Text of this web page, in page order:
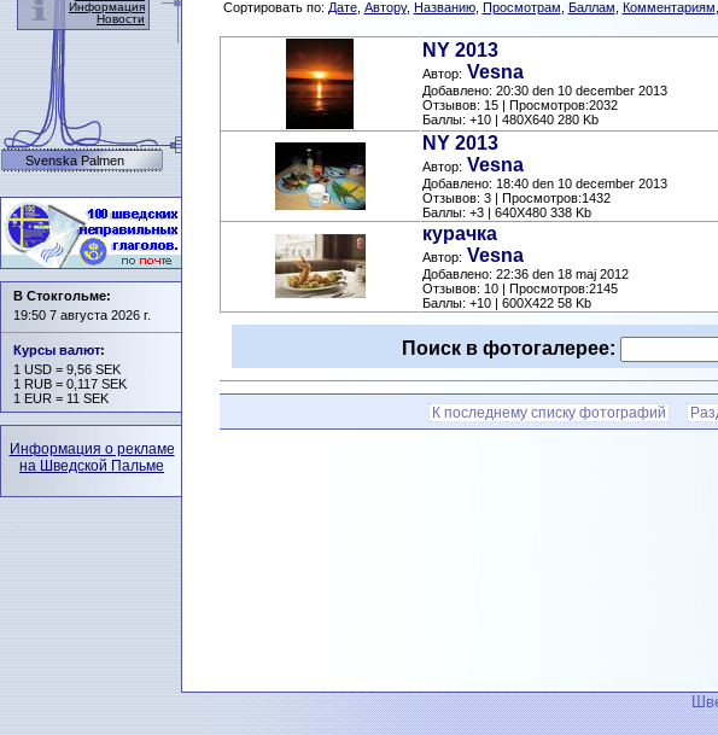
Сортировать по: Дате, Автору, Названию, Просмотрам, Баллам, Комментариям,
NY 2013
Автор: Vesna
Добавлено: 20:30 den 10 december 2013
Отзывов: 15 | Просмотров:2032
Баллы: +10 | 480X640 280 Kb
NY 2013
Автор: Vesna
Добавлено: 18:40 den 10 december 2013
Отзывов: 3 | Просмотров:1432
Баллы: +3 | 640X480 338 Kb
курачка
Автор: Vesna
Добавлено: 22:36 den 18 maj 2012
Отзывов: 10 | Просмотров:2145
Баллы: +10 | 600X422 58 Kb
Поиск в фотогалерее:
К последнему списку фотографий
Информация
Новости
Svenska Palmen
В Стокгольме:
19:50 7 августа 2026 г.
Курсы валют:
1 USD = 9,56 SEK
1 RUB = 0,117 SEK
1 EUR = 11 SEK
Информация о рекламе
на Шведской Пальме